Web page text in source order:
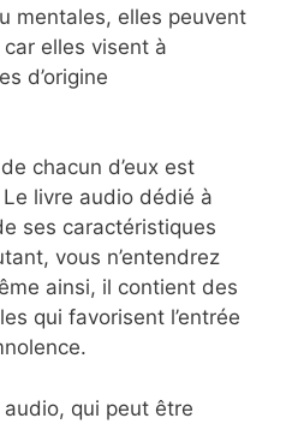
mentales, elles peuvent
elles visent à
d’origine
chacun d’eux est
livre audio dédié à
ses caractéristiques
vous n’entendrez
ainsi, il contient des
qui favorisent l’entrée
qui peut être